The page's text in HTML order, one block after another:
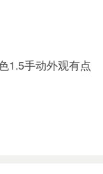
1.5手动外观有点